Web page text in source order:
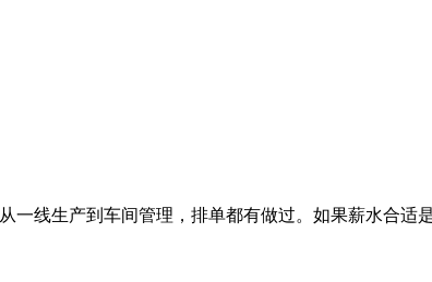
线生产到车间管理，排单都有做过。如果薪水合适